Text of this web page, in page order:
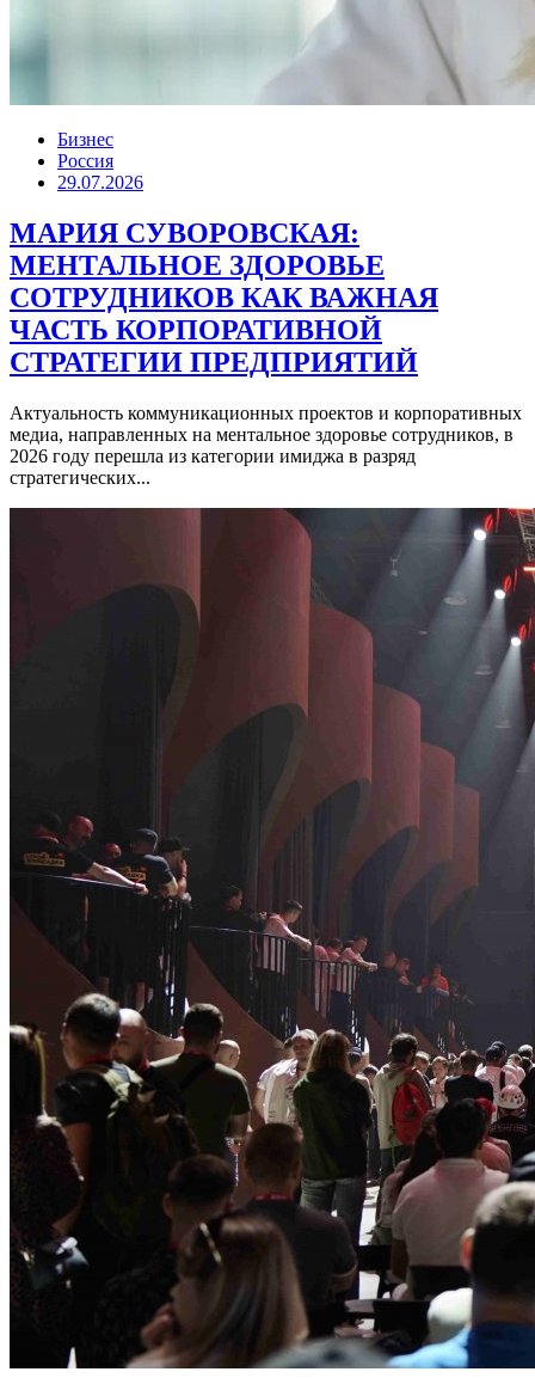
Бизнес
Россия
29.07.2026
МАРИЯ СУВОРОВСКАЯ:
МЕНТАЛЬНОЕ ЗДОРОВЬЕ
СОТРУДНИКОВ КАК ВАЖНАЯ
ЧАСТЬ КОРПОРАТИВНОЙ
СТРАТЕГИИ ПРЕДПРИЯТИЙ
Актуальность коммуникационных проектов и корпоративных
медиа, направленных на ментальное здоровье сотрудников, в
2026 году перешла из категории имиджа в разряд
стратегических...